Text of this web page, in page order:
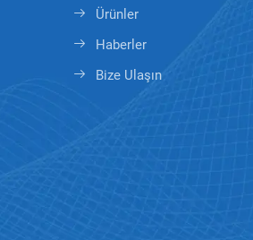
Ürünler
Haberler
Bize Ulaşın